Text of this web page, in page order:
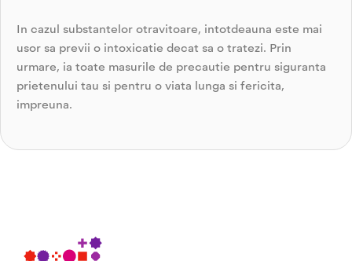
In cazul substantelor otravitoare, intotdeauna este mai
usor sa previi o intoxicatie decat sa o tratezi. Prin
urmare, ia toate masurile de precautie pentru siguranta
prietenului tau si pentru o viata lunga si fericita,
impreuna.